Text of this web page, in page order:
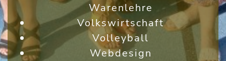
Warenlehre
Volkswirtschaft
Volleyball
Webdesign